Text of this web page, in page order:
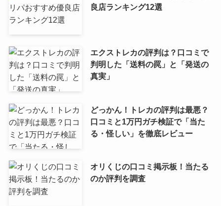
良店ランキング12選
エクストレカの評判は？口コミで
判明した「送料の罠」と「発送の
真実」
どっかん！トレカの評判は最悪？
口コミと1万円ガチ検証で「当た
る・怪しい」を徹底レビュー
オリくじの口コミ掲示板！当たる
のか評判を調査